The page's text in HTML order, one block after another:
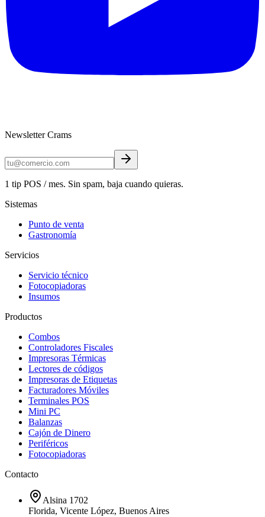
Newsletter Crams
1 tip POS / mes. Sin spam, baja cuando quieras.
Sistemas
Punto de venta
Gastronomía
Servicios
Servicio técnico
Fotocopiadoras
Insumos
Productos
Combos
Controladores Fiscales
Impresoras Térmicas
Lectores de códigos
Impresoras de Etiquetas
Facturadores Móviles
Terminales POS
Mini PC
Balanzas
Cajón de Dinero
Periféricos
Fotocopiadoras
Contacto
Alsina 1702
Florida, Vicente López, Buenos Aires